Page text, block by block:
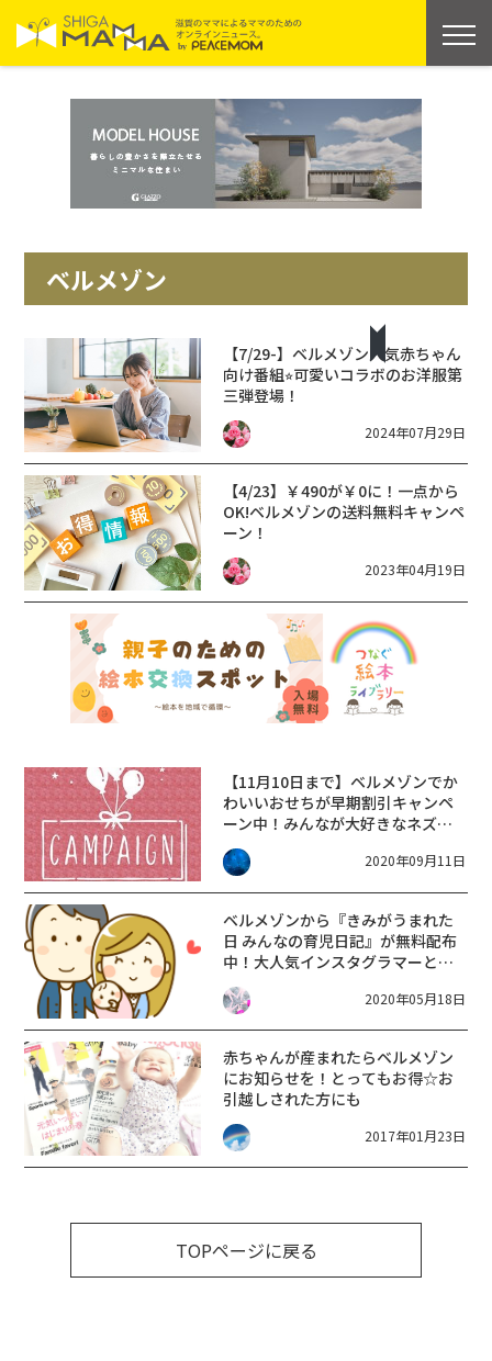
ベルメゾン
【7/29-】ベルメゾン 人気赤ちゃん
向け番組⭐︎可愛いコラボのお洋服第
三弾登場！
2024年07月29日
【4/23】￥490が￥0に！一点から
OK!ベルメゾンの送料無料キャンペ
ーン！
2023年04月19日
【11月10日まで】ベルメゾンでか
わいいおせちが早期割引キャンペ
ーン中！みんなが大好きなネズミ
のキャラクターと新年を迎えよう
♪
2020年09月11日
ベルメゾンから『きみがうまれた
日 みんなの育児日記』が無料配布
中！大人気インスタグラマーとコ
ラボ♪
2020年05月18日
赤ちゃんが産まれたらベルメゾン
にお知らせを！とってもお得☆お
引越しされた方にも
2017年01月23日
TOPページに戻る